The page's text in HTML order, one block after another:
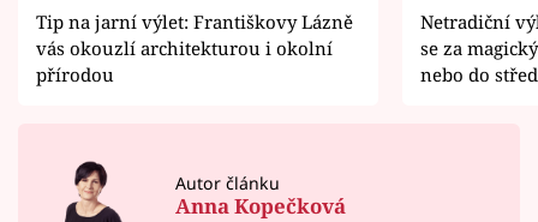
Tip na jarní výlet: Františkovy Lázně
vás okouzlí architekturou i okolní
přírodou
Netradiční
se za
nebo do
Autor článku
Anna Kopečková